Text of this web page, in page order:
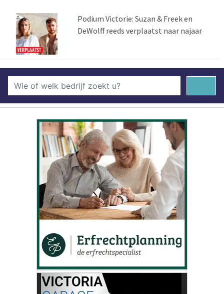
Podium Victorie: Suzan & Freek en
DeWolff reeds verplaatst naar najaar